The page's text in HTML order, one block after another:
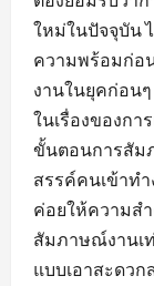
ใหม่ในปัจจุบัน
ความพร้อมก่อ
งานในยุคก่อน
ในเรื่องของกา
ขั้นตอนการสัม
สรรค์คนเข้าท
ค่อยให้ความส
สัมภาษณ์งานเ
แบบเอาสะดว